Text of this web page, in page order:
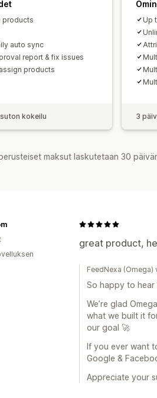
products
auto sync
report & fix issues
products
kokeilu
Up
3
maksut laskutetaan 30
great product,
FeedNexa
So happy to
We’re glad
what we built it
our goal 🚀
If you ever want
Google &
Appreciate your